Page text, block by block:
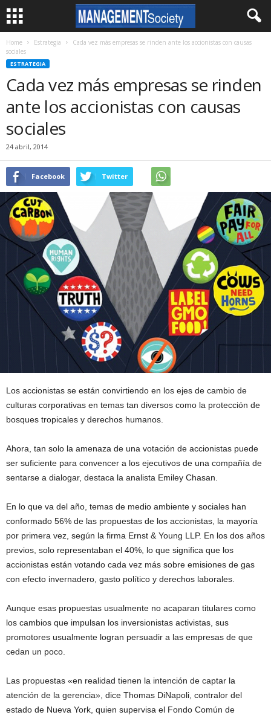
Home Estrategia
Cada vez más empresas se rinden ante los accionistas con causas
sociales
ESTRATEGIA
Cada vez más empresas se rinden
ante los accionistas con causas
sociales
24 abril, 2014
Facebook Twitter
Los accionistas se están convirtiendo en los ejes de cambio de
culturas corporativas en temas tan diversos como la protección de
bosques tropicales y derechos humanos.
Ahora, tan solo la amenaza de una votación de accionistas puede
ser suficiente para convencer a los ejecutivos de una compañía de
sentarse a dialogar, destaca la analista Emiley Chasan.
En lo que va del año, temas de medio ambiente y sociales han
conformado 56% de las propuestas de los accionistas, la mayoría
por primera vez, según la firma Ernst & Young LLP. En los dos años
previos, solo representaban el 40%, lo que significa que los
accionistas están votando cada vez más sobre emisiones de gas
con efecto invernadero, gasto político y derechos laborales.
Aunque esas propuestas usualmente no acaparan titulares como
los cambios que impulsan los inversionistas activistas, sus
promotores usualmente logran persuadir a las empresas de que
cedan un poco.
Las propuestas «en realidad tienen la intención de captar la
atención de la gerencia», dice Thomas DiNapoli, contralor del
estado de Nueva York, quien supervisa el Fondo Común de